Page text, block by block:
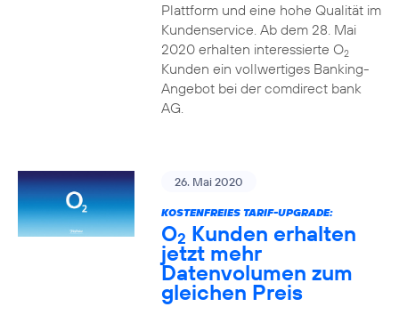
Plattform und eine hohe Qualität im
Kundenservice. Ab dem 28. Mai
2020 erhalten interessierte O2
Kunden ein vollwertiges Banking-
Angebot bei der comdirect bank
AG.
26. Mai 2020
KOSTENFREIES TARIF-UPGRADE:
O2 Kunden erhalten
jetzt mehr
Datenvolumen zum
gleichen Preis